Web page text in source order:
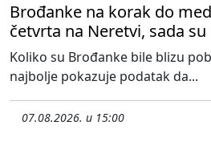
Brođanke na korak do
četvrta na Neretvi, sada
Koliko su Brođanke bile blizu
najbolje pokazuje podatak da...
07.08.2026. u 15:00